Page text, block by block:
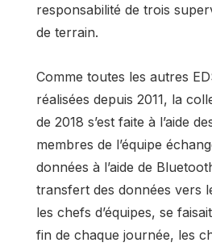
responsabilité de trois
de terrain.
Comme toutes les autres
réalisées depuis 2011, la
de 2018 s’est faite à l’aide
membres de l’équipe
données à l’aide de
transfert des données vers
les chefs d’équipes, se
fin de chaque journée, les